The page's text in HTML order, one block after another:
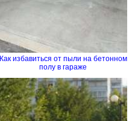
Как избавиться от пыли на бетонном
полу в гараже